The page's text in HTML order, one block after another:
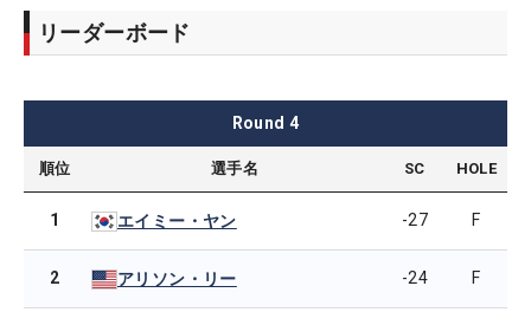
リーダーボード
Round 4
順位 選手名 SC HOLE
1 エイミー・ヤン -27 F
2 アリソン・リー -24 F